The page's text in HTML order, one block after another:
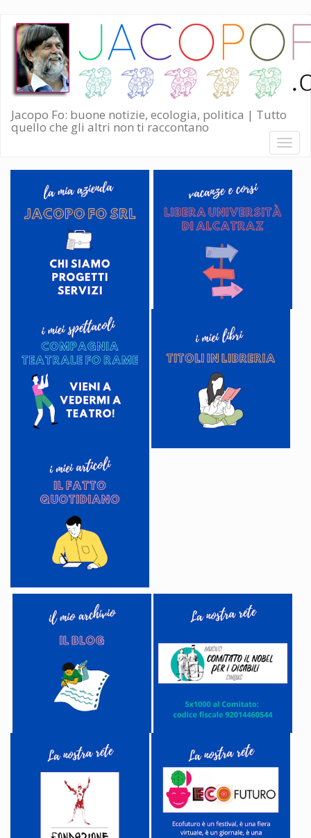
Salta
contenuto
principale
Jacopo Fo: buone notizie, ecologia, politica | Tutto
quello che gli altri non ti raccontano
Toggle